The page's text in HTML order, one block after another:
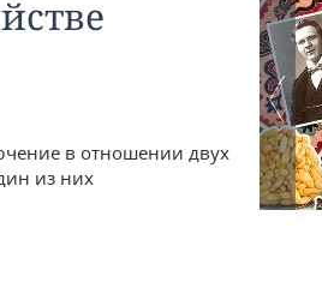
в отношении двух
из них